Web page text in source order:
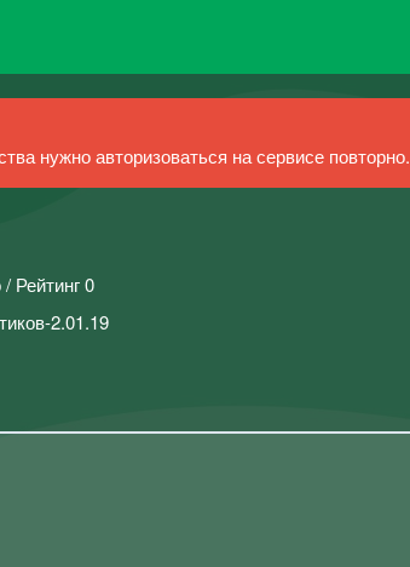
нужно авторизоваться на сервисе повторно.
Рейтинг 0
2.01.19